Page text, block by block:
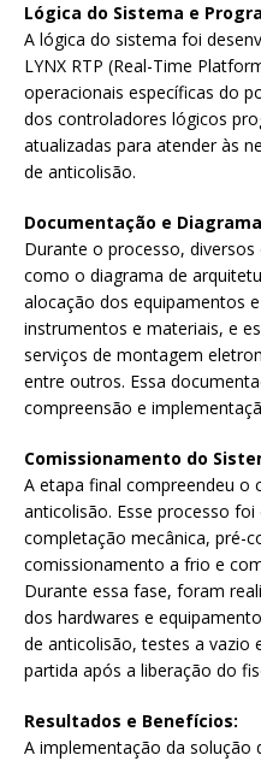
Lógica do Sistema e
A lógica do sistema foi
LYNX RTP (Real-Time
operacionais específicas do
dos controladores lógicos
atualizadas para atender às
de anticolisão.
Documentação e
Durante o processo,
como o diagrama de
alocação dos equipamentos
instrumentos e materiais, e
serviços de montagem
entre outros. Essa
compreensão e
Comissionamento do
A etapa final compreendeu o
anticolisão. Esse processo
completação mecânica, pré-
comissionamento a frio e
Durante essa fase, foram
dos hardwares e
de anticolisão, testes a vazio
partida após a liberação do
Resultados e Benefícios:
A implementação da solução